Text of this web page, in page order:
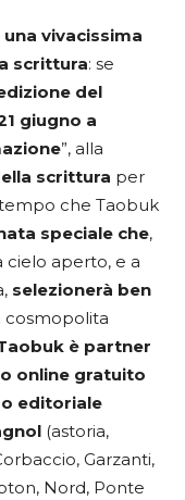
vivacissima
scrittura: se
del
giugno a
”, alla
scrittura per
che Taobuk
speciale che,
cielo aperto, e a
selezionerà ben
cosmopolita
è partner
online gratuito
editoriale
(astoria,
Garzanti,
Nord, Ponte